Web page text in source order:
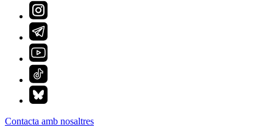
Contacta amb nosaltres